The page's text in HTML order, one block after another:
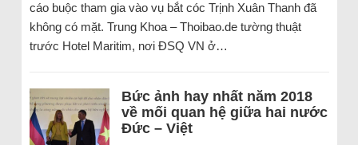
cáo buộc tham gia vào vụ bắt cóc Trịnh Xuân Thanh đã
không có mặt. Trung Khoa – Thoibao.de tường thuật
trước Hotel Maritim, nơi ĐSQ VN ở…
Bức ảnh hay nhất năm 2018
về mối quan hệ giữa hai nước
Đức – Việt